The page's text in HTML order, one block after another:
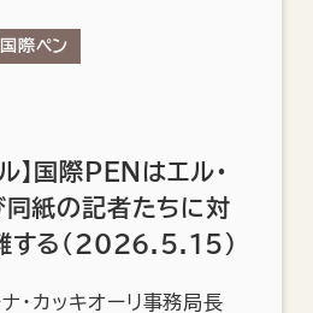
国際ペン
】国際PENはエル・
同紙の記者たちに対
する（2026.5.15）
・カッキオーリ事務局長